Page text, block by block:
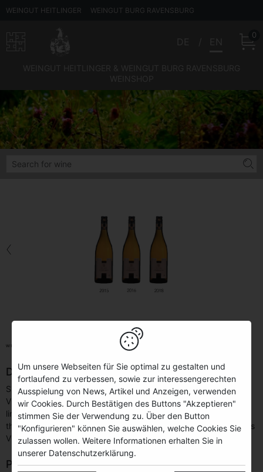
WEINGUT HEITLINGER WEINGUT BURG RAVENSBURG
0
Back
Jahrgangsvertikale SPIEGELBERG
Pinot Gris
Description
Since 2008 we store a part of each vintage of our
VDP.GROSSEN GEWÄCHSE®. This allows us to offer you this
limited vertical package. Discover the vintage differences and
the different stages of maturation of our SPIEGELBERG Pinot Gris
VDP.GROSSES GEWÄCHS®.
Package content
Um unsere Webseiten für Sie optimal zu gestalten und
fortlaufend zu verbessen, sowie zur interessengerechten
Ausspielung von News, Artikel und Anzeigen, verwenden
wir Cookies. Durch Bestätigen des Buttons "Akzeptieren"
stimmen Sie der Verwendung zu. Über den Button
"Konfigurieren" können Sie auswählen, welche Cookies Sie
zulassen wollen. Weitere Informationen erhalten Sie in
unserer Datenschutzerklärung.